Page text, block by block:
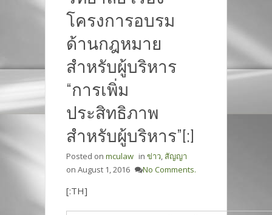
โครงการอบรม
ด้านกฎหมาย
สำหรับผู้บริหาร
“การเพิ่ม
ประสิทธิภาพ
สำหรับผู้บริหาร”[:]
Posted on mculaw in ข่าว, สัญญา
on August 1, 2016 No Comments.
[:TH]